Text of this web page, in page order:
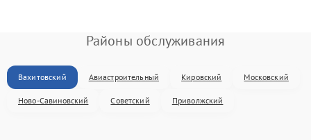
Районы обслуживания
Вахитовский Авиастроительный Кировский Московский
Ново-Савиновский Советский Приволжский